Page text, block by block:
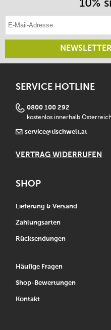
SERVICE HOTLINE
0800 100 292
kostenlos innerhalb
service@tischwelt.at
VERTRAG WIDERRUFEN
SHOP
Lieferung & Versand
Zahlungsarten
Rücksendungen
Häufige Fragen
Shop-Bewertungen
Kontakt